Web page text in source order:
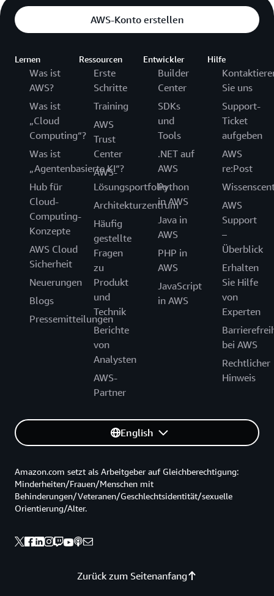
AWS-Konto erstellen
Lernen
Was ist
AWS?
Was ist
„Cloud
Computing“?
Was ist
„Agentenbasierte KI“?
Hub für
Cloud-
Computing-
Konzepte
AWS Cloud
Sicherheit
Neuerungen
Blogs
Pressemitteilungen
Ressourcen
Erste
Schritte
Training
AWS
Trust
Center
AWS-
Lösungsportfolio
Architekturzentrum
Häufig
gestellte
Fragen
zu
Produkt
und
Technik
Berichte
von
Analysten
AWS-
Partner
Entwickler
Builder
Center
SDKs
und
Tools
.NET auf
AWS
Python
in AWS
Java in
AWS
PHP in
AWS
JavaScript
in AWS
Hilfe
Sie uns
Support-
Ticket
aufgeben
AWS
re:Post
AWS
Support
–
Überblick
Erhalten
Sie Hilfe
von
Experten
bei AWS
Rechtlicher
Hinweis
English
Zurück zum Seitenanfang
Amazon.com setzt als Arbeitgeber auf Gleichberechtigung:
Minderheiten/Frauen/Menschen mit
Behinderungen/Veteranen/Geschlechtsidentität/sexuelle
Orientierung/Alter.